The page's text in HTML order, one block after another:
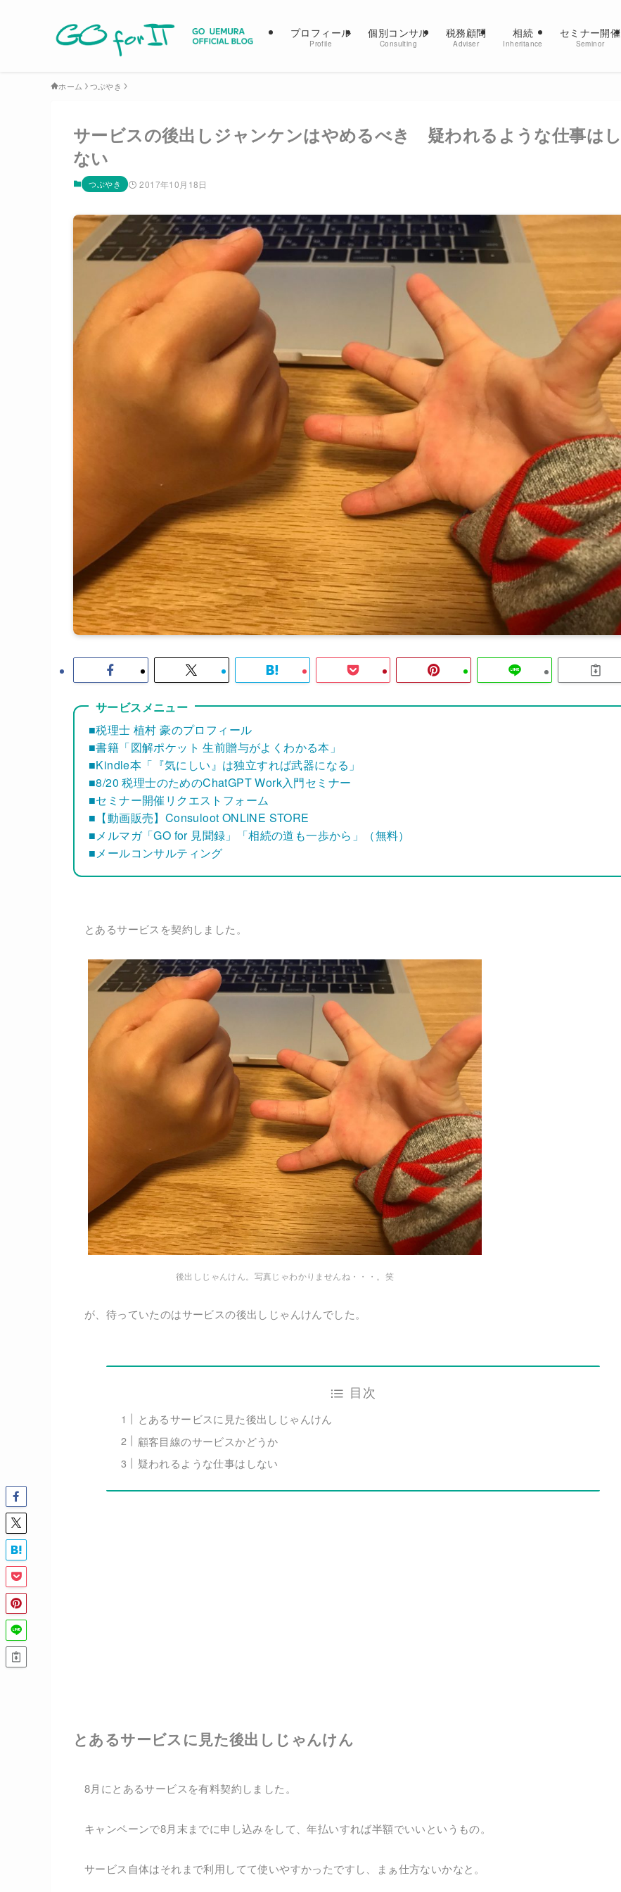
プロフィール
Profile
個別コンサル
Consulting
税務顧問
Adviser
相続
Inheritance
セミナー開催
Seminor
ホーム つぶやき
サービスの後出しジャンケンはやめるべき 疑われるような仕事はし
ない
つぶやき 2017年10月18日
サービスメニュー
■税理士 植村 豪のプロフィール
■書籍「図解ポケット 生前贈与がよくわかる本」
■Kindle本「『気にしい』は独立すれば武器になる」
■8/20 税理士のためのChatGPT Work入門セミナー
■セミナー開催リクエストフォーム
■【動画販売】Consuloot ONLINE STORE
■メルマガ「GO for 見聞録」「相続の道も一歩から」（無料）
■メールコンサルティング
とあるサービスを契約しました。
後出しじゃんけん。写真じゃわかりませんね・・・。笑
が、待っていたのはサービスの後出しじゃんけんでした。
目次
とあるサービスに見た後出しじゃんけん
顧客目線のサービスかどうか
疑われるような仕事はしない
とあるサービスに見た後出しじゃんけん
8月にとあるサービスを有料契約しました。
キャンペーンで8月末までに申し込みをして、年払いすれば半額でいいというもの。
サービス自体はそれまで利用してて使いやすかったですし、まぁ仕方ないかなと。